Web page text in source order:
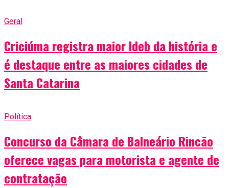
Geral
Criciúma registra maior Ideb da história e
é destaque entre as maiores cidades de
Santa Catarina
Política
Concurso da Câmara de Balneário Rincão
oferece vagas para motorista e agente de
contratação